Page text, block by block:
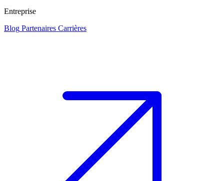
Entreprise
Blog Partenaires Carrières